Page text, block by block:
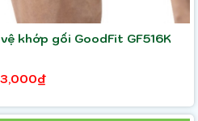
khớp gối GoodFit GF516K